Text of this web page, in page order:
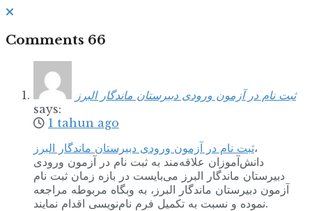
Comments 66
ثبت‌ نام در آزمون ورودی دبیرستان ماندگار البرز
says:
1 tahun ago
ثبت‌ نام در آزمون ورودی دبیرستان ماندگار البرز،
دانش‌آموزان علاقه‌مند به ثبت‌ نام در آزمون ورودی
دبیرستان ماندگار البرز می‌بایست در بازه زمان ثبت نام
آزمون دبیرستان ماندگار البرز، به وبگاه مربوطه مراجعه
نموده و نسبت به تکمیل فرم نام‌نویسی اقدام نمایند.